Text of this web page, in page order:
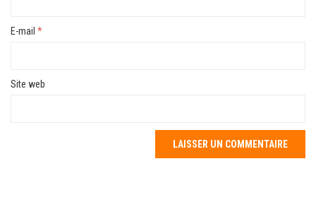
E-mail *
Site web